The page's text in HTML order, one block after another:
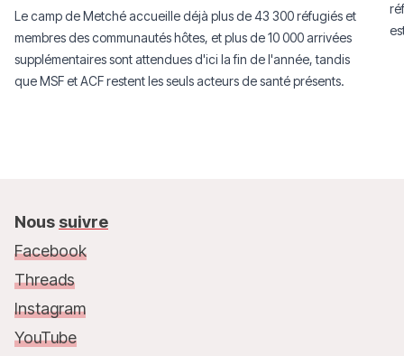
Le camp de Metché accueille déjà plus de 43 300 réfugiés et
membres des communautés hôtes, et plus de 10 000 arrivées
supplémentaires sont attendues d'ici la fin de l'année, tandis
que MSF et ACF restent les seuls acteurs de santé présents.
Nous suivre
Facebook
Threads
Instagram
YouTube